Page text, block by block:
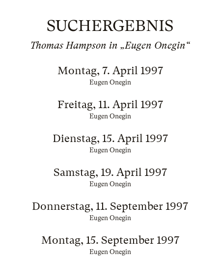
SUCHERGEBNIS
Thomas Hampson in „Eugen Onegin“
Montag, 7. April 1997
Eugen Onegin
Freitag, 11. April 1997
Eugen Onegin
Dienstag, 15. April 1997
Eugen Onegin
Samstag, 19. April 1997
Eugen Onegin
Donnerstag, 11. September 1997
Eugen Onegin
Montag, 15. September 1997
Eugen Onegin